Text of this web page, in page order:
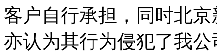
客户自行承担，同时北
亦认为其行为侵犯了我